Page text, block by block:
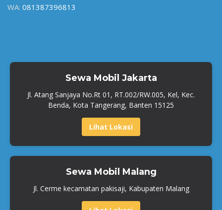
WA: 081387396813
Sewa Mobil Jakarta
Jl. Atang Sanjaya No.Rt 01, RT.002/RW.005, Kel, Kec.
Benda, Kota Tangerang, Banten 15125
Lihat Lokasi
Sewa Mobil Malang
Jl. Cerme kecamatan pakisaji, Kabupaten Malang